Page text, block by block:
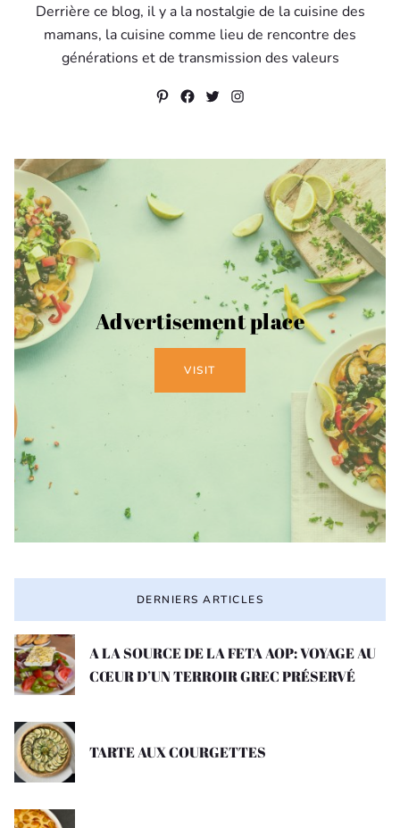
Derrière ce blog, il y a la nostalgie de la cuisine des
mamans, la cuisine comme lieu de rencontre des
générations et de transmission des valeurs
Pinterest
Facebook
Twitter
Instagram
Advertisement place
VISIT
DERNIERS ARTICLES
A LA SOURCE DE LA FETA AOP: VOYAGE AU
CŒUR D’UN TERROIR GREC PRÉSERVÉ
TARTE AUX COURGETTES